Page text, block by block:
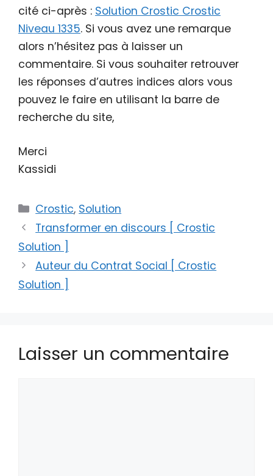
cité ci-après : Solution Crostic Crostic
Niveau 1335. Si vous avez une remarque
alors n’hésitez pas à laisser un
commentaire. Si vous souhaiter retrouver
les réponses d’autres indices alors vous
pouvez le faire en utilisant la barre de
recherche du site,
Merci
Kassidi
Catégories
Crostic, Solution
Transformer en discours [ Crostic
Solution ]
Auteur du Contrat Social [ Crostic
Solution ]
Laisser un commentaire